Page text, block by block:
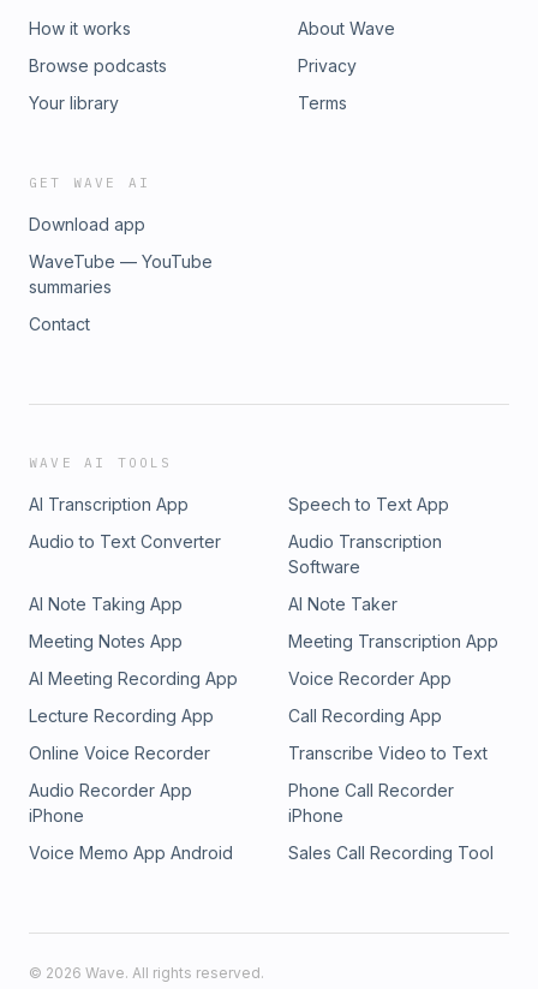
How it works
Browse podcasts
Your library
About Wave
Privacy
Terms
GET WAVE AI
Download app
WaveTube — YouTube
summaries
Contact
WAVE AI TOOLS
AI Transcription App
Speech to Text App
Audio to Text Converter
Audio Transcription
Software
AI Note Taking App
AI Note Taker
Meeting Notes App
Meeting Transcription App
AI Meeting Recording App
Voice Recorder App
Lecture Recording App
Call Recording App
Online Voice Recorder
Transcribe Video to Text
Audio Recorder App
iPhone
Phone Call Recorder
iPhone
Voice Memo App Android
Sales Call Recording Tool
© 2026 Wave. All rights reserved.